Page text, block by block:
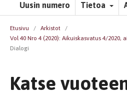
Uusin numero Tietoa
Etusivu / Arkistot
/
Vol 40 Nro 4 (2020): Aikuiskasvatus 4/2020,
Dialogi
Katse